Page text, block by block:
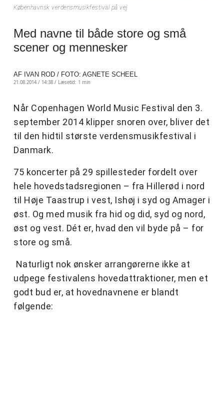
Københavnsk verdensmusikfestival på vej
Med navne til både store og små
scener og mennesker
AF IVAN ROD / FOTO: AGNETE SCHEEL
21.08.2014 / 14:38 / Læsetid: 1 min
Når Copenhagen World Music Festival den 3.
september 2014 klipper snoren over, bliver det
til den hidtil største verdensmusikfestival i
Danmark.
75 koncerter på 29 spillesteder fordelt over
hele hovedstadsregionen – fra Hillerød i nord
til Høje Taastrup i vest, Ishøj i syd og Amager i
øst. Og med musik fra hid og did, syd og nord,
øst og vest. Dét er, hvad den vil byde på – for
store og små.
Naturligt nok ønsker arrangørerne ikke at
udpege festivalens hovedattraktioner, men et
godt bud er, at hovednavnene er blandt
følgende: